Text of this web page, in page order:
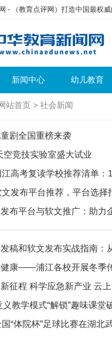
- （教育点评网）打造中国最权
新闻中心 幼儿教育
站首页 > 社会新闻
剧全国重榜来袭
空竞技实验室盛大试业
江高考复读学校推荐清单：
文发布平台推荐，平台选择
布平台与软文推广：助力
稿和软文发布实战指南：
康——浦江各校开展冬季
征程 科学应急新产业 云
教学模式“解锁”趣味课堂
“体院杯”足球比赛在湖北